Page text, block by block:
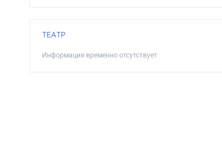
ТЕАТР
Информация временно отсутствует